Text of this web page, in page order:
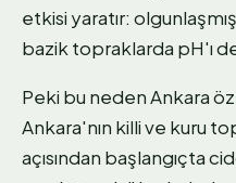
etkisi yaratır:
bazik topraklarda pH'ı
Peki bu neden Ankara
Ankara'nın killi ve kuru
açısından başlangıçta